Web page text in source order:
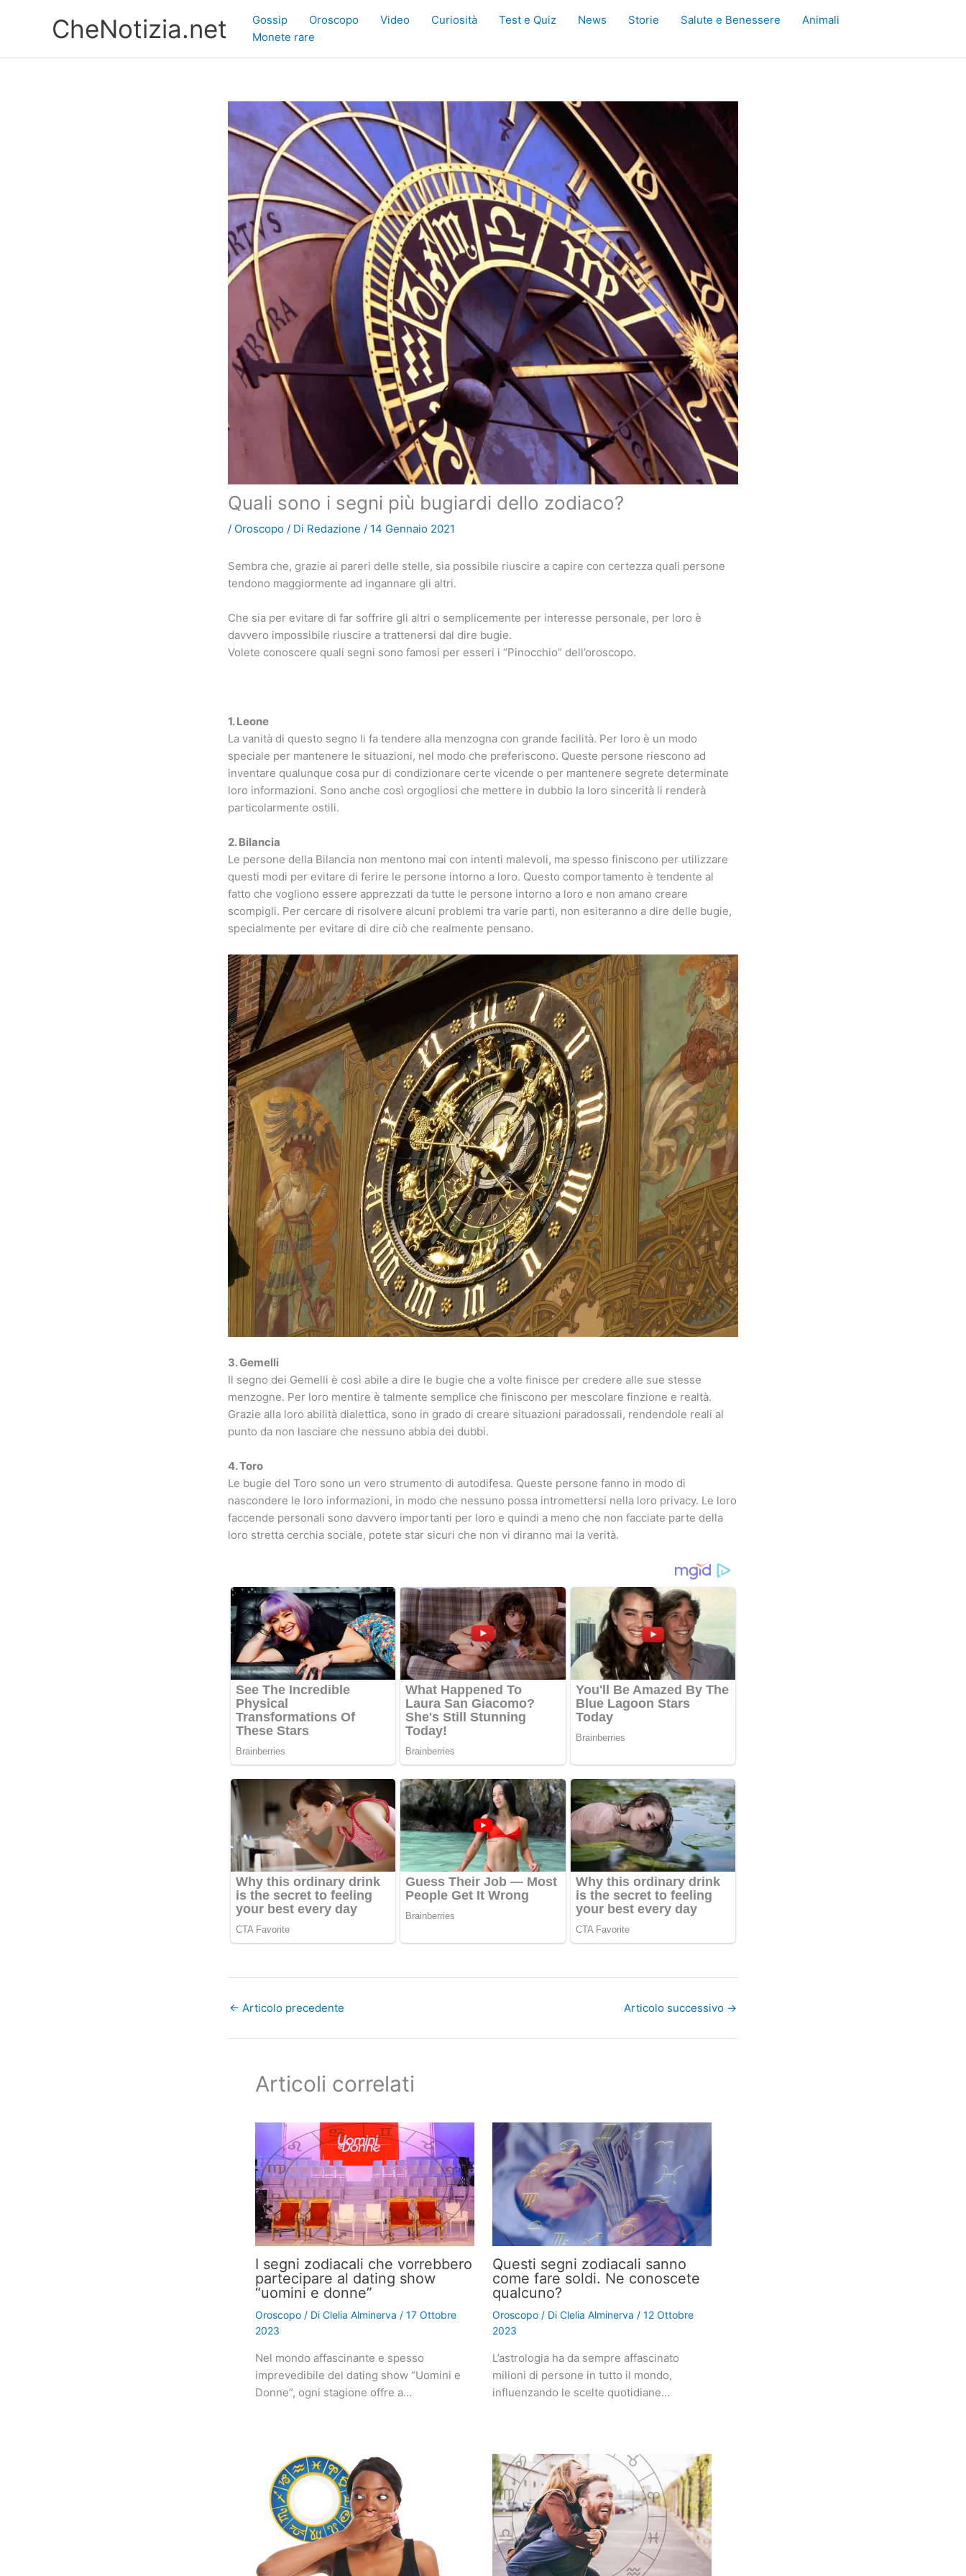
CheNotizia.net Gossip Oroscopo Video Curiosità Test e Quiz News Storie Salute e Benessere
Animali
Monete rare
Quali sono i segni più bugiardi dello zodiaco?
/ Oroscopo / Di Redazione / 14 Gennaio 2021
Sembra che, grazie ai pareri delle stelle, sia possibile riuscire a capire con certezza quali persone
tendono maggiormente ad ingannare gli altri.
Che sia per evitare di far soffrire gli altri o semplicemente per interesse personale, per loro è
davvero impossibile riuscire a trattenersi dal dire bugie.
Volete conoscere quali segni sono famosi per esseri i “Pinocchio” dell’oroscopo.
1. Leone
La vanità di questo segno li fa tendere alla menzogna con grande facilità. Per loro è un modo
speciale per mantenere le situazioni, nel modo che preferiscono. Queste persone riescono ad
inventare qualunque cosa pur di condizionare certe vicende o per mantenere segrete determinate
loro informazioni. Sono anche così orgogliosi che mettere in dubbio la loro sincerità li renderà
particolarmente ostili.
2. Bilancia
Le persone della Bilancia non mentono mai con intenti malevoli, ma spesso finiscono per utilizzare
questi modi per evitare di ferire le persone intorno a loro. Questo comportamento è tendente al
fatto che vogliono essere apprezzati da tutte le persone intorno a loro e non amano creare
scompigli. Per cercare di risolvere alcuni problemi tra varie parti, non esiteranno a dire delle bugie,
specialmente per evitare di dire ciò che realmente pensano.
3. Gemelli
Il segno dei Gemelli è così abile a dire le bugie che a volte finisce per credere alle sue stesse
menzogne. Per loro mentire è talmente semplice che finiscono per mescolare finzione e realtà.
Grazie alla loro abilità dialettica, sono in grado di creare situazioni paradossali, rendendole reali al
punto da non lasciare che nessuno abbia dei dubbi.
4. Toro
Le bugie del Toro sono un vero strumento di autodifesa. Queste persone fanno in modo di
nascondere le loro informazioni, in modo che nessuno possa intromettersi nella loro privacy. Le loro
faccende personali sono davvero importanti per loro e quindi a meno che non facciate parte della
loro stretta cerchia sociale, potete star sicuri che non vi diranno mai la verità.
← Articolo precedente Articolo successivo →
Articoli correlati
I segni zodiacali che vorrebbero
partecipare al dating show
“uomini e donne”
Oroscopo/ Di Clelia Alminerva / 17 Ottobre
2023
Nel mondo affascinante e spesso
imprevedibile del dating show “Uomini e
Donne”, ogni stagione offre a…
Questi segni zodiacali sanno
come fare soldi. Ne conoscete
qualcuno?
Oroscopo/ Di Clelia Alminerva / 12 Ottobre
2023
L’astrologia ha da sempre affascinato
milioni di persone in tutto il mondo,
influenzando le scelte quotidiane…